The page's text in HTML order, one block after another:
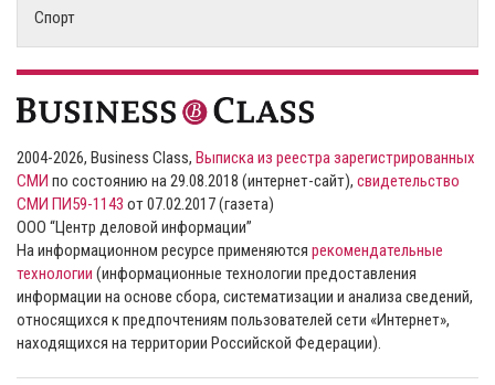
Спорт
2004-2026, Business Class, Выписка из реестра зарегистрированных
СМИ по состоянию на 29.08.2018 (интернет-сайт), свидетельство
СМИ ПИ59-1143 от 07.02.2017 (газета)
ООО “Центр деловой информации”
На информационном ресурсе применяются рекомендательные
технологии (информационные технологии предоставления
информации на основе сбора, систематизации и анализа сведений,
относящихся к предпочтениям пользователей сети «Интернет»,
находящихся на территории Российской Федерации).